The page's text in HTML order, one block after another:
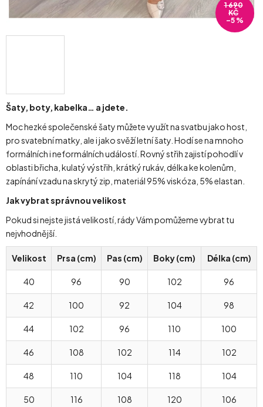
Šaty, boty, kabelka… a jdete.
Moc hezké společenské šaty můžete využít na svatbu jako host,
pro svatební matky, ale i jako svěží letní šaty. Hodí se na mnoho
formálních i neformálních událostí. Rovný střih zajistí pohodlí v
oblasti břicha, kulatý výstřih, krátký rukáv, délka ke kolenům,
zapínání vzadu na skrytý zip, materiál 95% viskóza, 5% elastan.
Jak vybrat správnou velikost
Pokud si nejste jistá velikostí, rády Vám pomůžeme vybrat tu
nejvhodnější.
Velikost Prsa (cm) Pas (cm) Boky (cm) Délka (cm)
40 96 90 102 96
42 100 92 104 98
44 102 96 110 100
46 108 102 114 102
48 110 104 118 104
50 116 108 120 106
1 690
KČ
–5 %